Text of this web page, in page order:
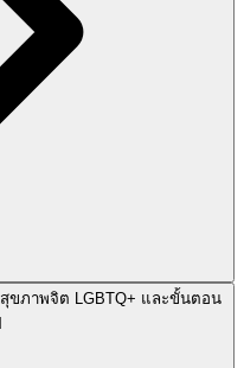
ขภาพจิต LGBTQ+ และขั้นตอน